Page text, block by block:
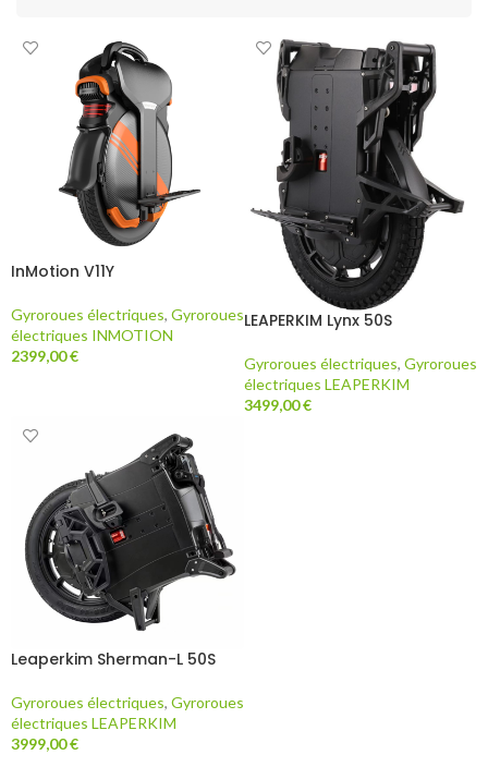
InMotion V11Y
Gyroroues électriques, Gyroroues
électriques INMOTION
2399,00€
LEAPERKIM Lynx 50S
Gyroroues électriques, Gyroroues
électriques LEAPERKIM
3499,00€
Leaperkim Sherman-L 50S
Gyroroues électriques, Gyroroues
électriques LEAPERKIM
3999,00€